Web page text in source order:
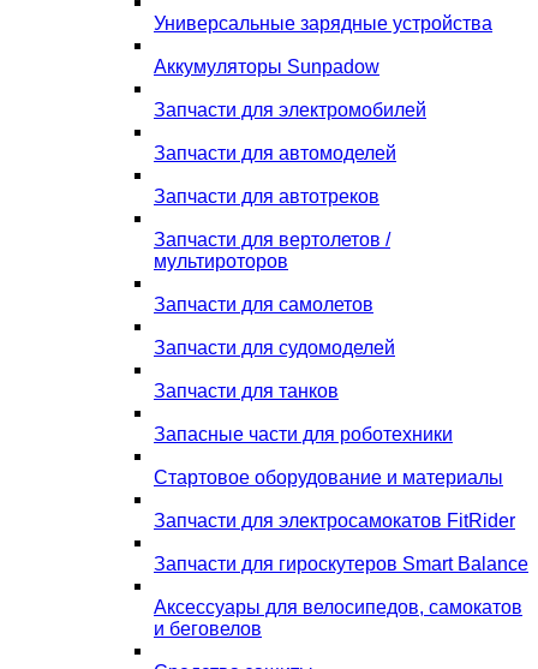
Универсальные зарядные устройства
Аккумуляторы Sunpadow
Запчасти для электромобилей
Запчасти для автомоделей
Запчасти для автотреков
Запчасти для вертолетов /
мультироторов
Запчасти для самолетов
Запчасти для судомоделей
Запчасти для танков
Запасные части для роботехники
Стартовое оборудование и материалы
Запчасти для электросамокатов FitRider
Запчасти для гироскутеров Smart Balance
Аксессуары для велосипедов, самокатов
и беговелов